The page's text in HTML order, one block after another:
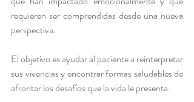
requieren ser comprendidas desde una nueva
perspectiva.
El objetivo es ayudar al paciente a reinterpretar
sus vivencias y encontrar formas saludables de
afrontar los desafíos que la vida le presenta.